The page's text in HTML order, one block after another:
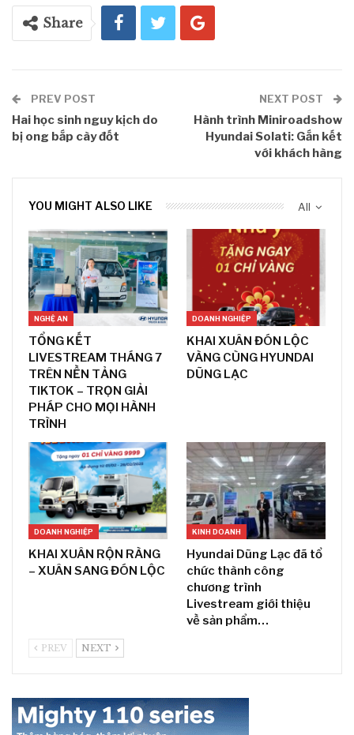
Share
PREV POST
Hai học sinh nguy kịch do
bị ong bắp cày đốt
NEXT POST
Hành trình Miniroadshow
Hyundai Solati: Gắn kết
với khách hàng
All
YOU MIGHT ALSO LIKE
NGHỆ AN
TỔNG KẾT
LIVESTREAM THÁNG 7
TRÊN NỀN TẢNG
TIKTOK – TRỌN GIẢI
PHÁP CHO MỌI HÀNH
TRÌNH
DOANH NGHIỆP
KHAI XUÂN ĐÓN LỘC
VÀNG CÙNG HYUNDAI
DŨNG LẠC
DOANH NGHIỆP
KHAI XUÂN RỘN RÀNG
– XUÂN SANG ĐÓN LỘC
KINH DOANH
Hyundai Dũng Lạc đã tổ
chức thành công
chương trình
Livestream giới thiệu
về sản phẩm…
PREV NEXT